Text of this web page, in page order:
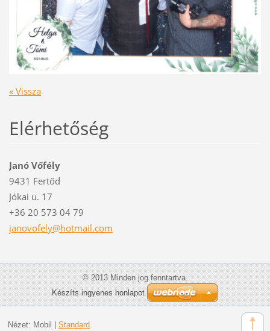
« Vissza
Elérhetőség
Janó Vőfély
9431 Fertőd
Jókai u. 17
+36 20 573 04 79
janovofely@hotmail.com
© 2013 Minden jog fenntartva.
Készíts ingyenes honlapot
Nézet: Mobil | Standard